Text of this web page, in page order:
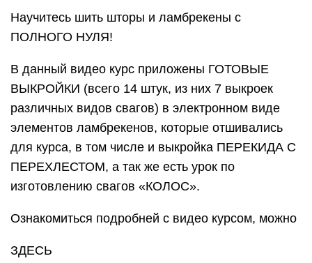
Научитесь шить шторы и ламбрекены с
ПОЛНОГО НУЛЯ!
В данный видео курс приложены ГОТОВЫЕ
ВЫКРОЙКИ (всего 14 штук, из них 7 выкроек
различных видов свагов) в электронном виде
элементов ламбрекенов, которые отшивались
для курса, в том числе и выкройка ПЕРЕКИДА С
ПЕРЕХЛЕСТОМ, а так же есть урок по
изготовлению свагов «КОЛОС».
Ознакомиться подробней с видео курсом, можно
ЗДЕСЬ